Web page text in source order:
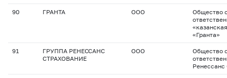
90 ГРАНТА ООО
Общество
«Гранта»
91
ГРУППА РЕНЕССАНС
СТРАХОВАНИЕ
ООО
Общество
Ренессанс